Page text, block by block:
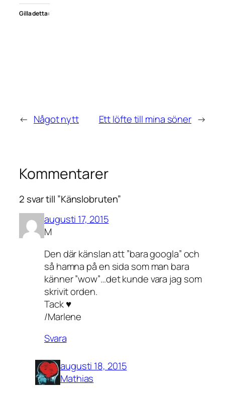
Gilla detta:
← Något nytt Ett löfte till mina söner →
Kommentarer
2 svar till ”Känslobruten”
augusti 17, 2015
M
Den där känslan att ”bara googla” och
så hamna på en sida som man bara
känner ”wow”…det kunde vara jag som
skrivit orden.
Tack ♥
/Marlene
Svara
augusti 18, 2015
Mathias